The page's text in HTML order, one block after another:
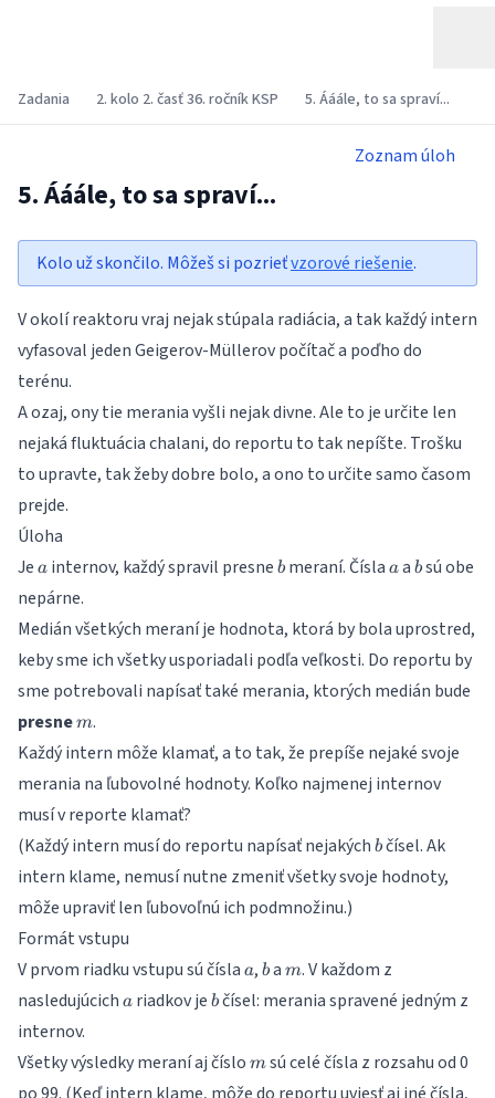
Zadania 2. kolo 2. časť 36. ročník KSP 5. Ááále, to sa spraví...
Zoznam úloh
5. Ááále, to sa spraví...
Kolo už skončilo. Môžeš si pozrieťvzorové riešenie.
V okolí reaktoru vraj nejak stúpala radiácia, a tak každý intern
vyfasoval jeden Geigerov-Müllerov počítač a poďho do
terénu.
A ozaj, ony tie merania vyšli nejak divne. Ale to je určite len
nejaká fluktuácia chalani, do reportu to tak nepíšte. Trošku
to upravte, tak žeby dobre bolo, a ono to určite samo časom
prejde.
Úloha
Je a
a internov, každý spravil presne b
bmeraní. Čísla a
aa b
bsú obe
nepárne.
Medián všetkých meraní je hodnota, ktorá by bola uprostred,
keby sme ich všetky usporiadali podľa veľkosti. Do reportu by
sme potrebovali napísať také merania, ktorých medián bude
presnem
m.
Každý intern môže klamať, a to tak, že prepíše nejaké svoje
merania na ľubovolné hodnoty. Koľko najmenej internov
musí v reporte klamať?
(Každý intern musí do reportu napísať nejakých b
bčísel. Ak
intern klame, nemusí nutne zmeniť všetky svoje hodnoty,
môže upraviť len ľubovoľnú ich podmnožinu.)
Formát vstupu
V prvom riadku vstupu sú čísla a
a, b
ba m
m. V každom z
nasledujúcich a
a riadkov je b
bčísel: merania spravené jedným z
internov.
Všetky výsledky meraní aj číslo m
msú celé čísla z rozsahu od 0